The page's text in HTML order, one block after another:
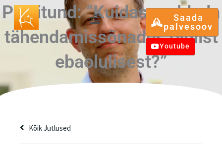
Skip
to
content
Menu
Youtube
Saada
palvesoov
Piiblitund: “Kuidas eraldada
tähendamissõnades olulist
ebaolulisest?”
Kõik Jutlused